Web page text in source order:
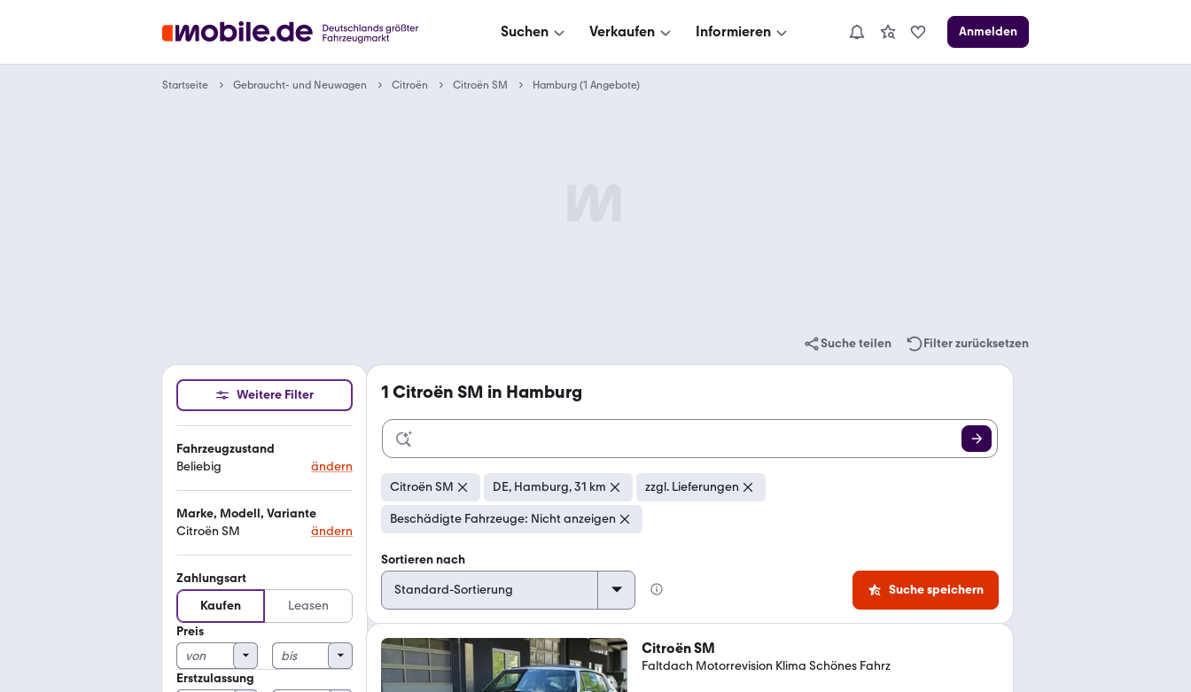
Suchen Verkaufen Informieren Anmelden
Startseite Gebraucht- und Neuwagen Citroën Citroën SM Hamburg (1 Angebote)
Suche teilen Filter zurücksetzen
Weitere Filter
Fahrzeugzustand
Beliebig
ändern
Marke, Modell, Variante
Citroën SM
ändern
Zahlungsart
Kaufen
Leasen
Preis
Erstzulassung
1 Citroën SM in Hamburg
Citroën SM DE, Hamburg, 31 km zzgl. Lieferungen
Beschädigte Fahrzeuge: Nicht anzeigen
Sortieren nach
Suche speichern
Citroën SM
Faltdach Motorrevision Klima Schönes Fahrz